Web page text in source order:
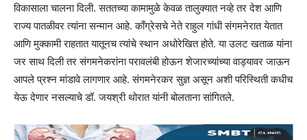
विकासाला चालना दिली. सततच्या कामामुळे केवळ तालुक्यात नव्हे तर देश आणि
राज्य पातळीवर त्यांना सन्मान आहे. काँग्रेसचे नेते राहुल गांधी संगमनेरात येतात
आणि मुक्कामी राहतात यातूनच त्यांचे स्थान अधोरेखित होते. या उलट खताळ यांना
जर साथ दिली तर संगमनेकरांना परावलंबी होऊन शेजारच्यांच्या वाड्यावर जाऊन
आपले प्रश्‍न मांडावे लागणार आहे. संगमनेरकर सुज्ञ असून अशी परिस्थिती कधीच
येऊ देणार नसल्याचे डॉ. जयश्री थोरात यांनी बोलताना सांगितले.